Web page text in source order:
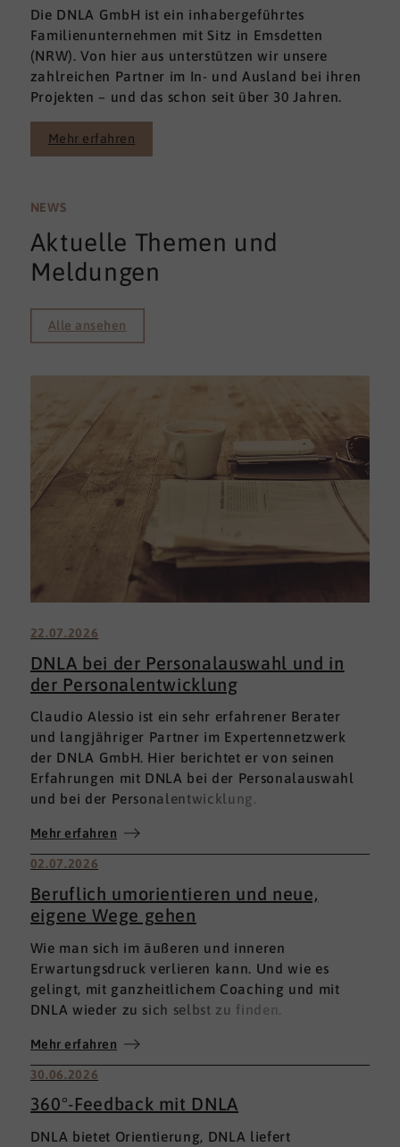
Die DNLA GmbH ist ein inhabergeführtes
Familienunternehmen mit Sitz in Emsdetten
(NRW). Von hier aus unterstützen wir unsere
zahlreichen Partner im In- und Ausland bei ihren
Projekten – und das schon seit über 30 Jahren.
Mehr erfahren
NEWS
Aktuelle Themen und
Meldungen
Alle ansehen
22.07.2026
DNLA bei der Personalauswahl und in
der Personalentwicklung
Claudio Alessio ist ein sehr erfahrener Berater
und langjähriger Partner im Expertennetzwerk
der DNLA GmbH. Hier berichtet er von seinen
Erfahrungen mit DNLA bei der Personalauswahl
und bei der Personalentwicklung.
Mehr erfahren
02.07.2026
Beruflich umorientieren und neue,
eigene Wege gehen
Wie man sich im äußeren und inneren
Erwartungsdruck verlieren kann. Und wie es
gelingt, mit ganzheitlichem Coaching und mit
DNLA wieder zu sich selbst zu finden.
Mehr erfahren
30.06.2026
360°-Feedback mit DNLA
DNLA bietet Orientierung, DNLA liefert